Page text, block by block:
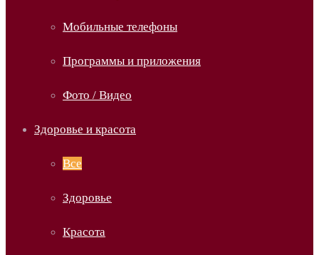
Мобильные телефоны
Программы и приложения
Фото / Видео
Здоровье и красота
Все
Здоровье
Красота